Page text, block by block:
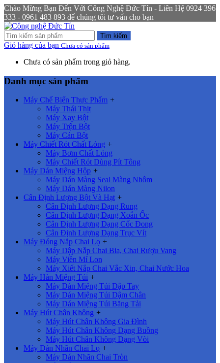
Chào Mừng Bạn Đến Với Công Nghệ Đức Tín - Liên Hệ 0924 396
333 - 0961 483 893 để chúng tôi tư vấn cho bạn
Tìm kiếm
Giỏ hàng của bạn Chưa có sản phẩm
Chưa có sản phẩm trong giỏ hàng.
Danh mục sản phẩm
Máy Chế Biến Thực Phẩm +
Máy Thái Thịt
Máy Xay Bột
Máy Trộn Bột
Máy Cán Bột
Máy Chiết Rót Chất Lỏng +
Máy Bơm Chất Lỏng
Máy Chiết Rót Dùng Pít Tông
Máy Dán Miệng Hộp +
Máy Dán Màng Seal Màng Nhôm
Máy Dán Màng Nilon
Cân Định Lượng Bột Và Hạt +
Cân Định Lượng Dạng Rung
Cân Định Lượng Dạng Xoắn Ốc
Cân Định Lượng Dạng Cốc Đong
Cân Định Lượng Dạng Trục Vít
Máy Đóng Nắp Chai Lọ +
Máy Dập Nắp Chai Bia, Chai Rượu Vang
Máy Viền Mí Lon
Máy Xiết Nắp Chai Vắc Xin, Chai Nước Hoa
Máy Hàn Miệng Túi +
Máy Dán Miệng Túi Dập Tay
Máy Dán Miệng Túi Dậm Chân
Máy Dán Miệng Túi Băng Tải
Máy Hút Chân Không +
Máy Hút Chân Không Gia Đình
Máy Hút Chân Không Dạng Buồng
Máy Hút Chân Không Dạng Vòi
Máy Dán Nhãn Chai Lọ +
Máy Dán Nhãn Chai Tròn